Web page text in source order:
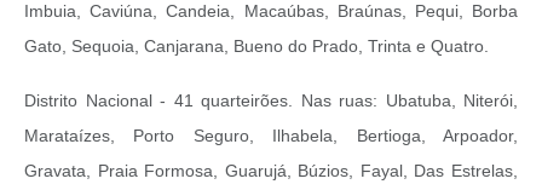
Imbuia, Caviúna, Candeia, Macaúbas, Braúnas, Pequi, Borba
Gato, Sequoia, Canjarana, Bueno do Prado, Trinta e Quatro.
Distrito Nacional - 41 quarteirões. Nas ruas: Ubatuba, Niterói,
Marataízes, Porto Seguro, Ilhabela, Bertioga, Arpoador,
Gravata, Praia Formosa, Guarujá, Búzios, Fayal, Das Estrelas,